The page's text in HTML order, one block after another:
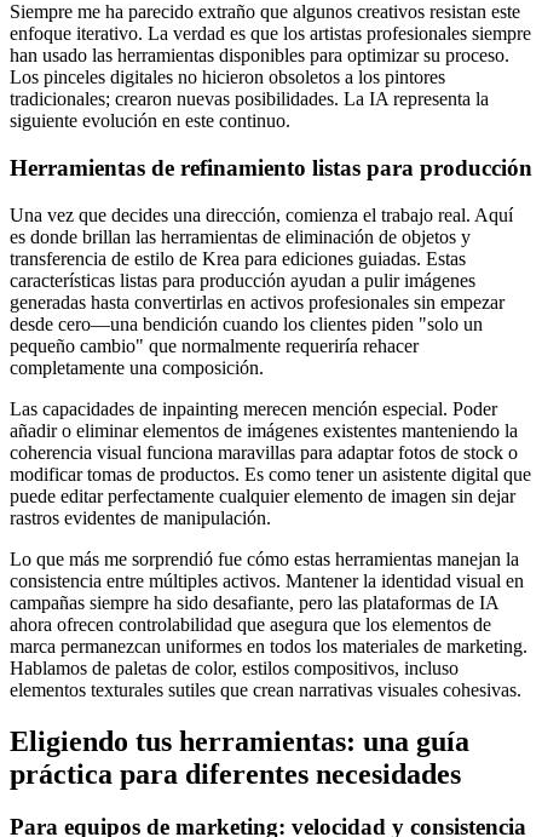
Siempre me ha parecido extraño que algunos creativos resistan este
enfoque iterativo. La verdad es que los artistas profesionales siempre
han usado las herramientas disponibles para optimizar su proceso.
Los pinceles digitales no hicieron obsoletos a los pintores
tradicionales; crearon nuevas posibilidades. La IA representa la
siguiente evolución en este continuo.
Herramientas de refinamiento listas para producción
Una vez que decides una dirección, comienza el trabajo real. Aquí
es donde brillan las herramientas de eliminación de objetos y
transferencia de estilo de Krea para ediciones guiadas. Estas
características listas para producción ayudan a pulir imágenes
generadas hasta convertirlas en activos profesionales sin empezar
desde cero—una bendición cuando los clientes piden "solo un
pequeño cambio" que normalmente requeriría rehacer
completamente una composición.
Las capacidades de inpainting merecen mención especial. Poder
añadir o eliminar elementos de imágenes existentes manteniendo la
coherencia visual funciona maravillas para adaptar fotos de stock o
modificar tomas de productos. Es como tener un asistente digital que
puede editar perfectamente cualquier elemento de imagen sin dejar
rastros evidentes de manipulación.
Lo que más me sorprendió fue cómo estas herramientas manejan la
consistencia entre múltiples activos. Mantener la identidad visual en
campañas siempre ha sido desafiante, pero las plataformas de IA
ahora ofrecen controlabilidad que asegura que los elementos de
marca permanezcan uniformes en todos los materiales de marketing.
Hablamos de paletas de color, estilos compositivos, incluso
elementos texturales sutiles que crean narrativas visuales cohesivas.
Eligiendo tus herramientas: una guía
práctica para diferentes necesidades
Para equipos de marketing: velocidad y consistencia